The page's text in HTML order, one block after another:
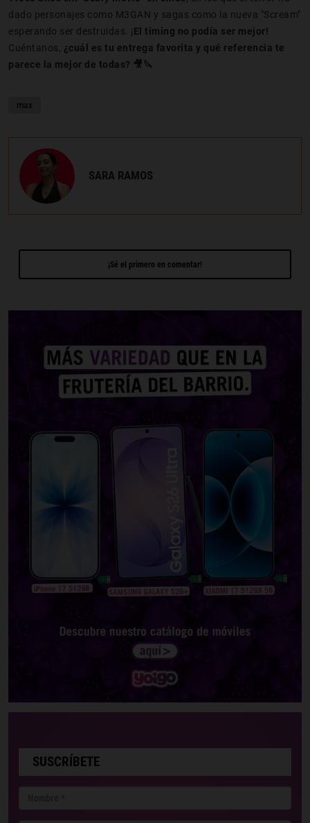
dado personajes como M3GAN y sagas como la nueva "Scream"
esperando ser destruidas. ¡El timing no podía ser mejor!
Cuéntanos, ¿cuál es tu entrega favorita y qué referencia te
parece la mejor de todas? 🎥🔪
max
SARA RAMOS
¡Sé el primero en comentar!
SUSCRÍBETE